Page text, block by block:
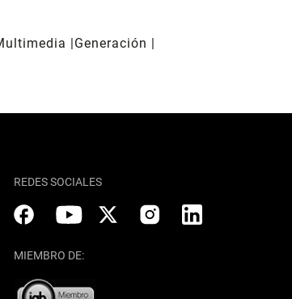
Generación
REDES SOCIALES
MIEMBRO DE: